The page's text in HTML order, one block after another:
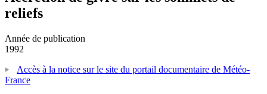
reliefs
Année de publication
1992
Accès à la notice sur le site du portail documentaire de Météo-
France